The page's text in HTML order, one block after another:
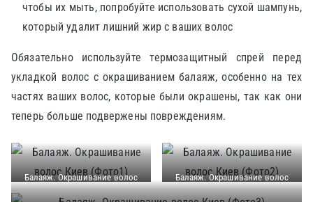
чтобы их мыть, попробуйте использовать сухой шампунь,
который удалит лишний жир с ваших волос
Обязательно используйте термозащитный спрей перед
укладкой волос с окрашиванием балаяж, особенно на тех
частях ваших волос, которые были окрашены, так как они
теперь больше подвержены повреждениям.
Балаяж. Окрашивание волос
Киев (Фото1)
Балаяж. Окрашивание волос
Киев (Фото2)